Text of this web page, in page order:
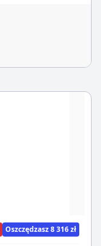
Oszczędzasz 8 316 zł